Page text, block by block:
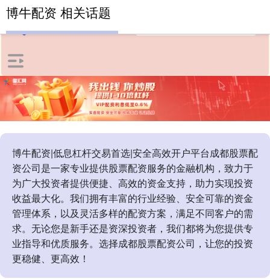
博牛配资|低息杠杆交易首选|安全高效开户平台成都股票配
资公司是一家专业提供股票配资服务的金融机构，致力于
为广大投资者提供便捷、高效的资金支持，助力实现投资
收益最大化。我们拥有丰富的行业经验、安全可靠的资金
管理体系，以及灵活多样的配资方案，满足不同客户的需
求。无论您是新手还是资深投资者，我们都将为您提供专
业指导和优质服务。选择成都股票配资公司，让您的投资
更稳健、更高效！
博牛配资 相关话题